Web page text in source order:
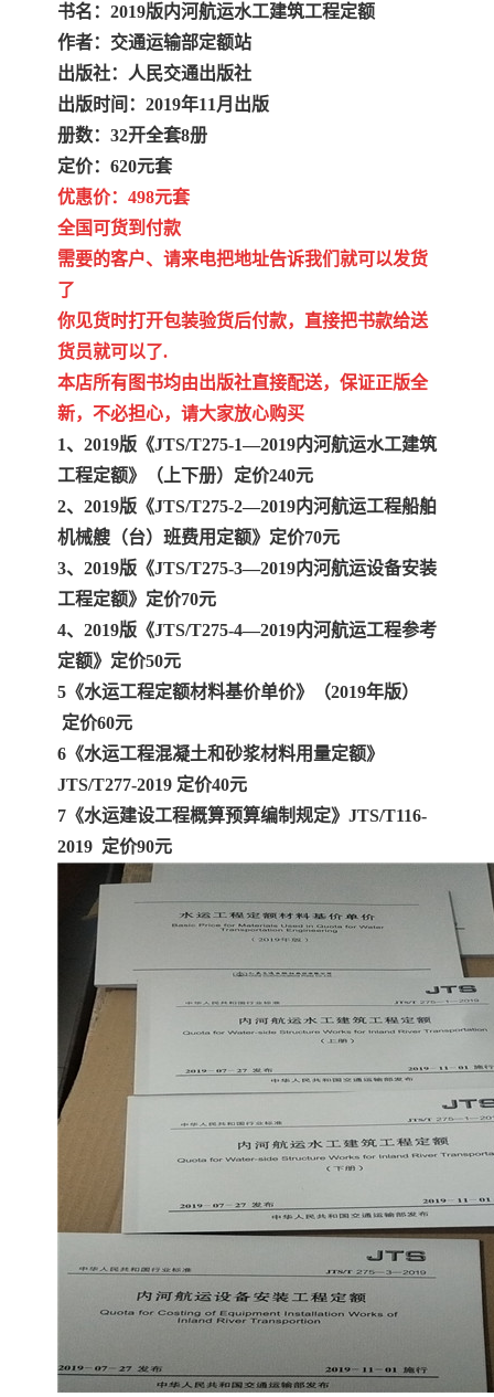
书名：2019版内河航运水工建筑工程定额
作者：交通运输部定额站
出版社：人民交通出版社
出版时间：2019年11月出版
册数：32开全套8册
定价：620元套
优惠价：498元套
全国可货到付款
需要的客户、请来电把地址告诉我们就可以发货
了
你见货时打开包装验货后付款，直接把书款给送
货员就可以了.
本店所有图书均由出版社直接配送，保证正版全
新，不必担心，请大家放心购买
1、2019版《JTS/T275-1—2019内河航运水工建筑
工程定额》（上下册）定价240元
2、2019版《JTS/T275-2—2019内河航运工程船舶
机械艘（台）班费用定额》定价70元
3、2019版《JTS/T275-3—2019内河航运设备安装
工程定额》定价70元
4、2019版《JTS/T275-4—2019内河航运工程参考
定额》定价50元
5《水运工程定额材料基价单价》（2019年版）
定价60元
6《水运工程混凝土和砂浆材料用量定额》
JTS/T277-2019 定价40元
7《水运建设工程概算预算编制规定》JTS/T116-
2019 定价90元